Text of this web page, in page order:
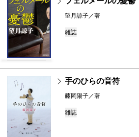
望月諒子／著
雑誌
手のひらの音符
藤岡陽子／著
雑誌